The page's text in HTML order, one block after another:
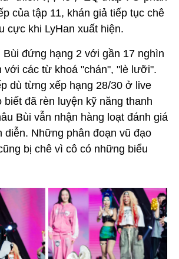
của tập 11, khán giả tiếp tục chê
cực khi LyHan xuất hiện.
đứng hạng 2 với gần 17 nghìn
với các từ khoá "chán", "lè lưỡi".
dù từng xếp hạng 28/30 ở live
biết đã rèn luyện kỹ năng thanh
Bùi vẫn nhận hàng loạt đánh giá
diễn. Những phân đoạn vũ đạo
bị chê vì cô có những biểu